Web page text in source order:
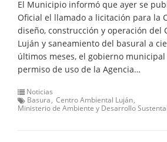
El Municipio informó que ayer se
Oficial el llamado a licitación para la
diseño, construcción y operación del
Luján y saneamiento del basural a
últimos meses, el gobierno
permiso de uso de la Agencia…
Noticias
Basura Centro Ambiental Luján
Ministerio de Ambiente y Desarrollo